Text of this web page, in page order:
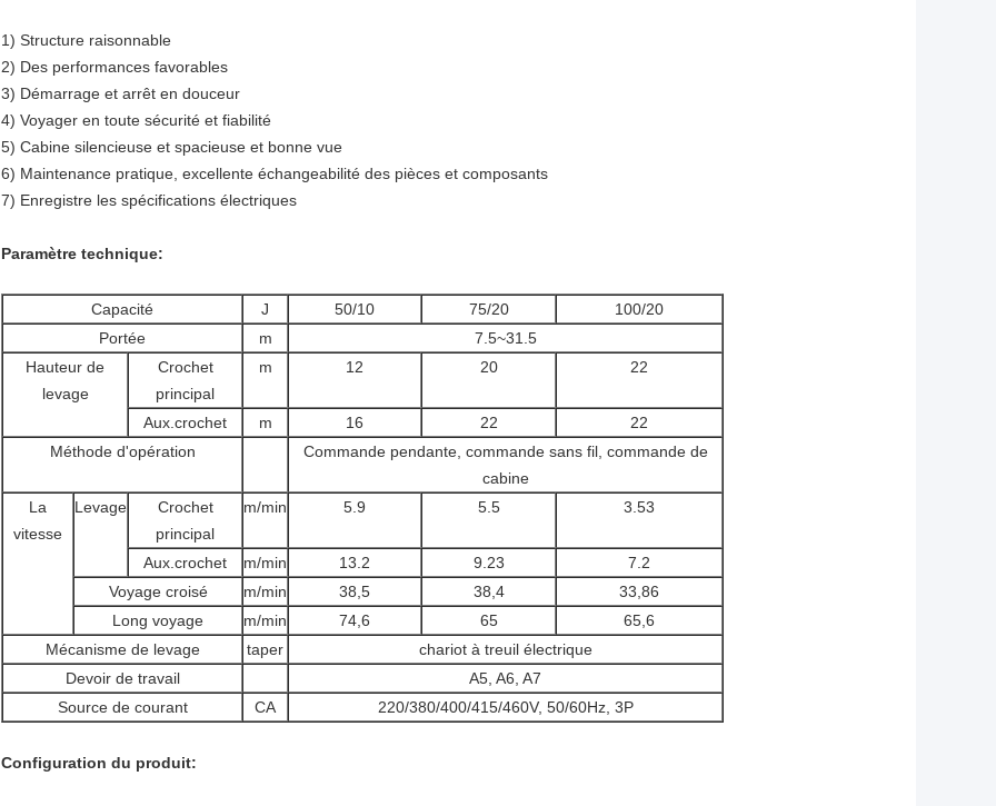
1) Structure raisonnable
2) Des performances favorables
3) Démarrage et arrêt en douceur
4) Voyager en toute sécurité et fiabilité
5) Cabine silencieuse et spacieuse et bonne vue
6) Maintenance pratique, excellente échangeabilité des pièces et composants
7) Enregistre les spécifications électriques
Paramètre technique:
Capacité J 50/10 75/20
100/20
Portée
m
7.5~31.5
Hauteur de
levage
Crochet
principal
m 12 20 22
Aux.crochet m 16 22
22
Méthode d'opération
Commande pendante, commande sans fil, commande de
cabine
La
vitesse
Levage
Crochet
principal
m/min 5.9 5.5 3.53
Aux.crochet m/min 13.2 9.23
7.2
Voyage croisé
m/min 38,5 38,4
33,86
Long voyage
m/min 74,6 65
65,6
Mécanisme de levage
taper
chariot à treuil électrique
Devoir de travail
A5, A6, A7
Source de courant
CA 220/380/400/415/460V, 50/60Hz, 3P
Configuration du produit: